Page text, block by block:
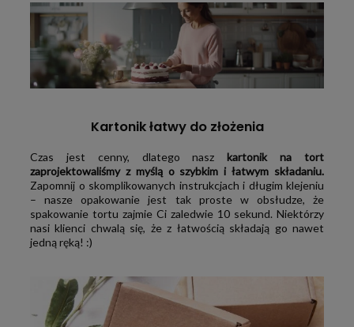
Kartonik łatwy do złożenia
Czas jest cenny, dlatego naszkartonik na tort
zaprojektowaliśmy z myślą o szybkim i łatwym składaniu.
Zapomnij o skomplikowanych instrukcjach i długim klejeniu
– nasze opakowanie jest tak proste w obsłudze, że
spakowanie tortu zajmie Ci zaledwie 10 sekund. Niektórzy
nasi klienci chwalą się, że z łatwością składają go nawet
jedną ręką! :)